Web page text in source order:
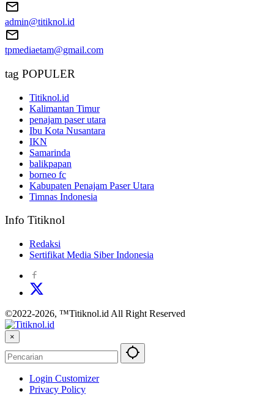
admin@titiknol.id
tpmediaetam@gmail.com
tag POPULER
Titiknol.id
Kalimantan Timur
penajam paser utara
Ibu Kota Nusantara
IKN
Samarinda
balikpapan
borneo fc
Kabupaten Penajam Paser Utara
Timnas Indonesia
Info Titiknol
Redaksi
Sertifikat Media Siber Indonesia
©2022-2026, ™Titiknol.id All Right Reserved
×
Login Customizer
Privacy Policy